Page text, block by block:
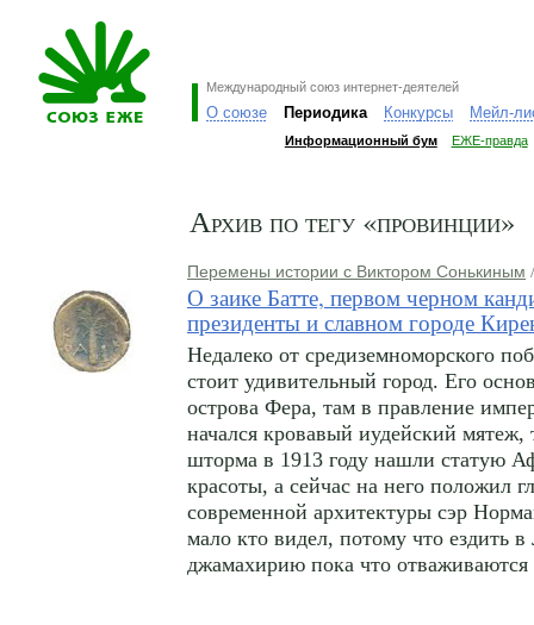
Международный союз интернет-деятелей
О союзе Периодика Конкурсы Мейл-
Информационный бум ЕЖЕ-правда
Архив по тегу «провинции»
Перемены истории с Виктором Сонькиным
О заике Батте, первом черном
президенты и славном городе
Недалеко от средиземноморского
стоит удивительный город. Его
острова Фера, там в правление
начался кровавый иудейский мятеж,
шторма в 1913 году нашли статую
красоты, а сейчас на него положил
современной архитектуры сэр
мало кто видел, потому что ездить
джамахирию пока что отваживаются